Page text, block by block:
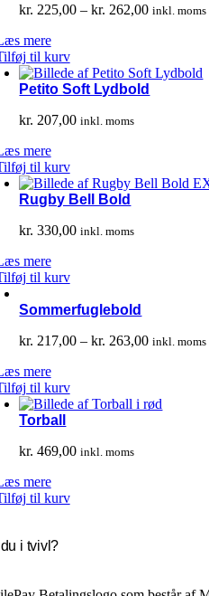
kr. 225,00 – kr. 262,00Prisinterval:
inkl. moms
mere
til kurv
Petito Soft Lydbold
kr. 207,00 inkl. moms
mere
til kurv
Rugby Bell Bold
kr. 330,00 inkl. moms
mere
til kurv
Sommerfuglebold
kr. 217,00 – kr. 263,00Prisinterval:
inkl. moms
mere
til kurv
Torball
kr. 469,00 inkl. moms
mere
til kurv
i tvivl?